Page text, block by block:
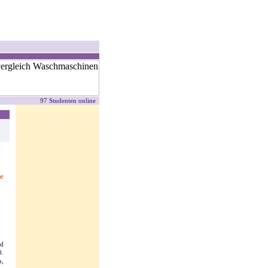
97 Studenten online